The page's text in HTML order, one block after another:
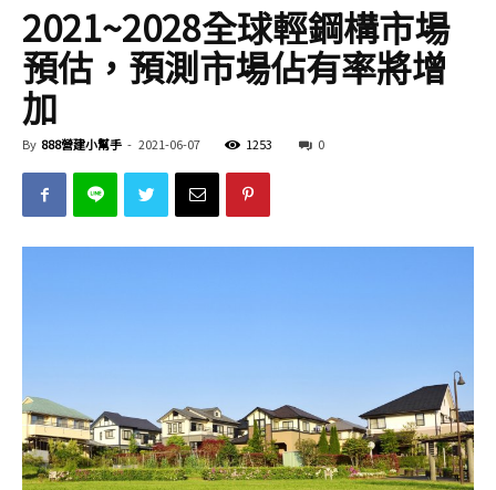
2021~2028全球輕鋼構市場
預估，預測市場佔有率將增
加
By 888營建小幫手 - 2021-06-07 1253 0